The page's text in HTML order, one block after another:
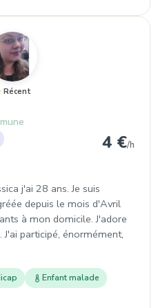
Récent
4 €/h
j'ai 28 ans. Je suis
depuis le mois d'Avril
à mon domicile. J'adore
participé, énormément,
Enfant malade